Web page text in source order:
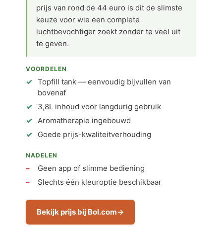
prijs van rond de 44 euro is dit de slimste
keuze voor wie een complete
luchtbevochtiger zoekt zonder te veel uit
te geven.
VOORDELEN
Topfill tank — eenvoudig bijvullen van
bovenaf
3,8L inhoud voor langdurig gebruik
Aromatherapie ingebouwd
Goede prijs-kwaliteitverhouding
NADELEN
Geen app of slimme bediening
Slechts één kleuroptie beschikbaar
Bekijk prijs bij Bol.com